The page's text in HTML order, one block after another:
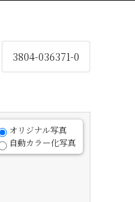
3804-036371-0
オリジナル写真
自動カラー化写真